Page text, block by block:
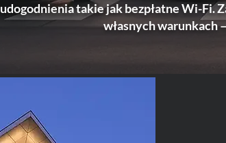
udogodnienia takie jak bezpłatne Wi-Fi.
własnych warunkach